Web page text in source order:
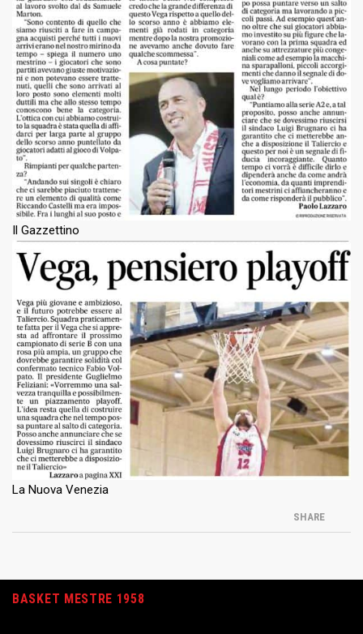
Il Gazzettino
La Nuova Venezia
SHARE
BASKET MESTRE 1958